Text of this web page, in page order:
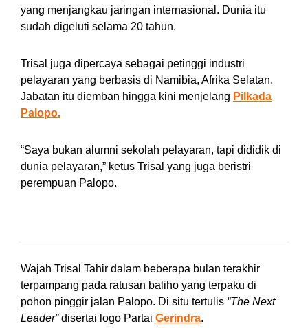
yang menjangkau jaringan internasional. Dunia itu
sudah digeluti selama 20 tahun.
Trisal juga dipercaya sebagai petinggi industri
pelayaran yang berbasis di Namibia, Afrika Selatan.
Jabatan itu diemban hingga kini menjelang Pilkada
Palopo.
“Saya bukan alumni sekolah pelayaran, tapi dididik di
dunia pelayaran,” ketus Trisal yang juga beristri
perempuan Palopo.
Wajah Trisal Tahir dalam beberapa bulan terakhir
terpampang pada ratusan baliho yang terpaku di
pohon pinggir jalan Palopo. Di situ tertulis “The Next
Leader”disertai logo Partai Gerindra.